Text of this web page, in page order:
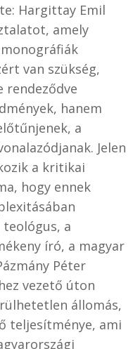
Hargittay Emil
amely
van szükség,
rendeződve
hanem
a
Jelen
a kritikai
hogy ennek
a
író, a magyar
Péter
vezető úton
állomás,
teljesítménye, ami